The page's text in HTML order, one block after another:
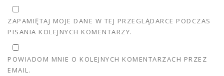
ZAPAMIĘTAJ MOJE DANE W TEJ PRZEGLĄDARCE PODCZAS
PISANIA KOLEJNYCH KOMENTARZY.
POWIADOM MNIE O KOLEJNYCH KOMENTARZACH PRZEZ
EMAIL.